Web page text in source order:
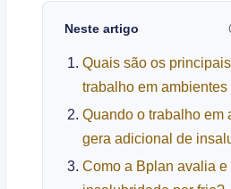
Neste artigo
Quais são os
trabalho em ambientes
Quando o trabalho em
gera adicional de
Como a Bplan avalia e